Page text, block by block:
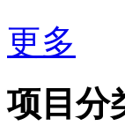
更多
项目分